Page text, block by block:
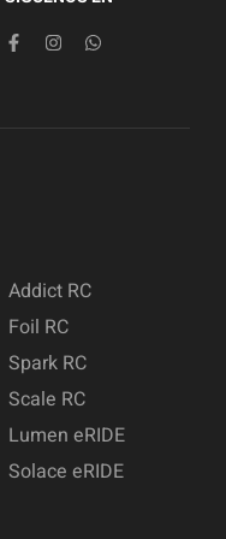
Addict RC
Foil RC
Spark RC
Scale RC
Lumen eRIDE
Solace eRIDE